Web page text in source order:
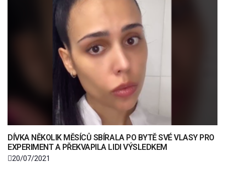
DÍVKA NĚKOLIK MĚSÍCŮ SBÍRALA PO BYTĚ SVÉ VLASY PRO
EXPERIMENT A PŘEKVAPILA LIDI VÝSLEDKEM
20/07/2021